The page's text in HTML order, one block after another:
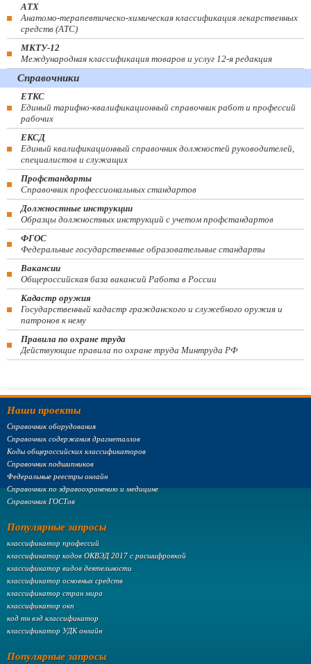
АТХ
Анатомо-терапевтическо-химическая классификация лекарственных
средств (ATC)
МКТУ-12
Международная классификация товаров и услуг 12-я редакция
Справочники
ЕТКС
Единый тарифно-квалификационный справочник работ и профессий
рабочих
ЕКСД
Единый квалификационный справочник должностей руководителей,
специалистов и служащих
Профстандарты
Справочник профессиональных стандартов
Должностные инструкции
Образцы должностных инструкций с учетом профстандартов
ФГОС
Федеральные государственные образовательные стандарты
Вакансии
Общероссийская база вакансий Работа в России
Кадастр оружия
Государственный кадастр гражданского и служебного оружия и
патронов к нему
Правила по охране труда
Действующие правила по охране труда Минтруда РФ
Наши проекты
Справочник оборудования
Справочник содержания драгметаллов
Коды общероссийских классификаторов
Справочник подшипников
Федеральные реестры онлайн
Справочник по здравоохранению и медицине
Справочник ГОСТов
Популярные запросы
классификатор профессий
классификатор кодов ОКВЭД 2017 с расшифровкой
классификатор видов деятельности
классификатор основных средств
классификатор стран мира
классификатор окп
код тн вэд классификатор
классификатор УДК онлайн
Популярные запросы